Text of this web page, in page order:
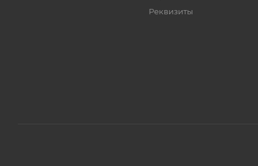
Реквизиты